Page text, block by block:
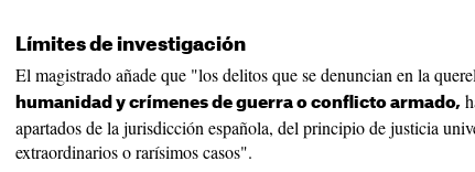
Límites de investigación
El magistrado añade que "los delitos que se denuncian en la
humanidad y crímenes de guerra o conflicto armado,
apartados de la jurisdicción española, del principio de justicia
extraordinarios o rarísimos casos".